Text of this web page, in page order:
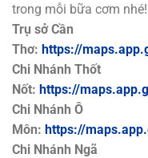
trong mỗi bữa cơm nhé!
Trụ sở Cần
Thơ: https://
Chi Nhánh Thốt
Nốt: https://
Chi Nhánh Ô
Môn: https://
Chi Nhánh Ngã